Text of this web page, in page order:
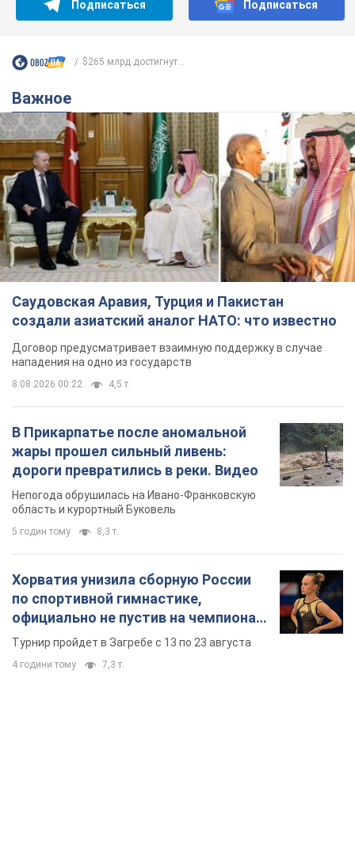
Подписаться Подписаться
$265 млрд достигнут...
Важное
Саудовская Аравия, Турция и Пакистан
создали азиатский аналог НАТО: что известно
Договор предусматривает взаимную поддержку в случае
нападения на одно из государств
8.08.2026 00:22 4,5 т.
В Прикарпатье после аномальной
жары прошел сильный ливень:
дороги превратились в реки. Видео
Непогода обрушилась на Ивано-Франковскую
область и курортный Буковель
5 годин тому 8,3 т.
Хорватия унизила сборную России
по спортивной гимнастике,
официально не пустив на чемпионат
Европы основных спортсменов
Турнир пройдет в Загребе с 13 по 23 августа
4 години тому 7,3 т.